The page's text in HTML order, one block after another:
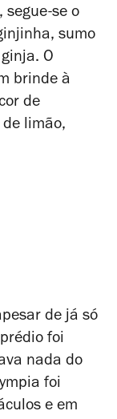
segue-se o
sumo
O
brinde à
de
limão,
de já só
foi
nada do
foi
e em